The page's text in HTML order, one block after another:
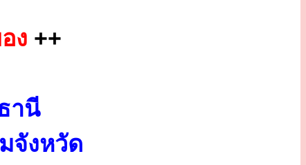
ง ++
านี
จังหวัด